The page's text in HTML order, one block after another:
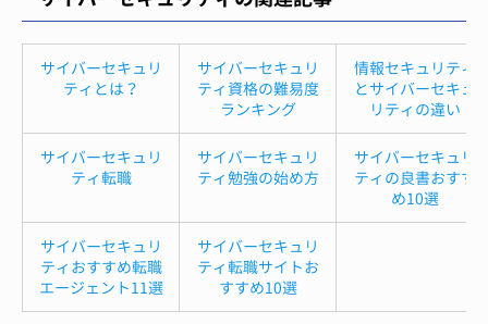
サイバーセキュリ
ティとは？
サイバーセキュリ
ティ資格の難易度
ランキング
情報セキュリティ
とサイバーセキュ
リティの違い
サイバーセキュリ
ティ転職
サイバーセキュリ
ティ勉強の始め方
サイバーセキュリ
ティの良書おすす
め10選
サイバーセキュリ
ティおすすめ転職
エージェント11選
サイバーセキュリ
ティ転職サイトお
すすめ10選